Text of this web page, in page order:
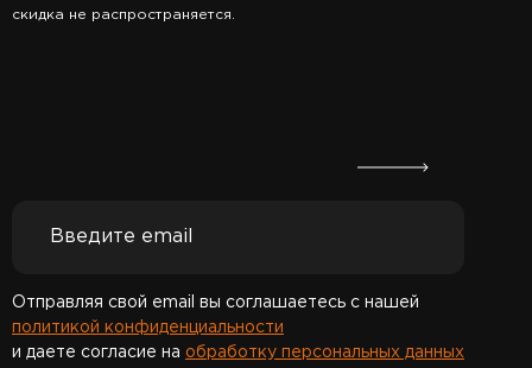
скидка не распространяется.
Отправляя свой email вы соглашаетесь с нашей
политикой конфиденциальности
и даете согласие на обработку персональных данных